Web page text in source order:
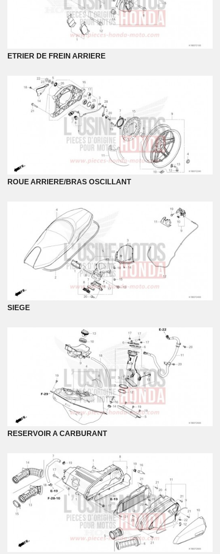
ETRIER DE FREIN ARRIERE
ROUE ARRIERE/BRAS OSCILLANT
SIEGE
RESERVOIR A CARBURANT